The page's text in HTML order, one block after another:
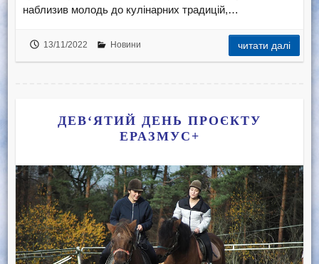
наблизив молодь до кулінарних традицій,…
13/11/2022 Новини читати далі
ДЕВ‘ЯТИЙ ДЕНЬ ПРОЄКТУ
ЕРАЗМУС+